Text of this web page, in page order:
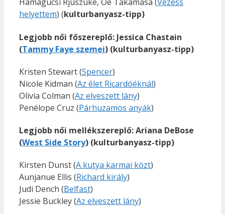
helyettem) (kulturbanyasz-tipp)
Legjobb női főszereplő: Jessica Chastain
(Tammy Faye szemei) (kulturbanyasz-tipp)
Kristen Stewart (Spencer)
Nicole Kidman (Az élet Ricardóéknál)
Olivia Colman (Az elveszett lány)
Penélope Cruz (Párhuzamos anyák)
Legjobb női mellékszereplő: Ariana DeBose
(West Side Story) (kulturbanyasz-tipp)
Kirsten Dunst (A kutya karmai közt)
Aunjanue Ellis (Richard király)
Judi Dench (Belfast)
Jessie Buckley (Az elveszett lány)